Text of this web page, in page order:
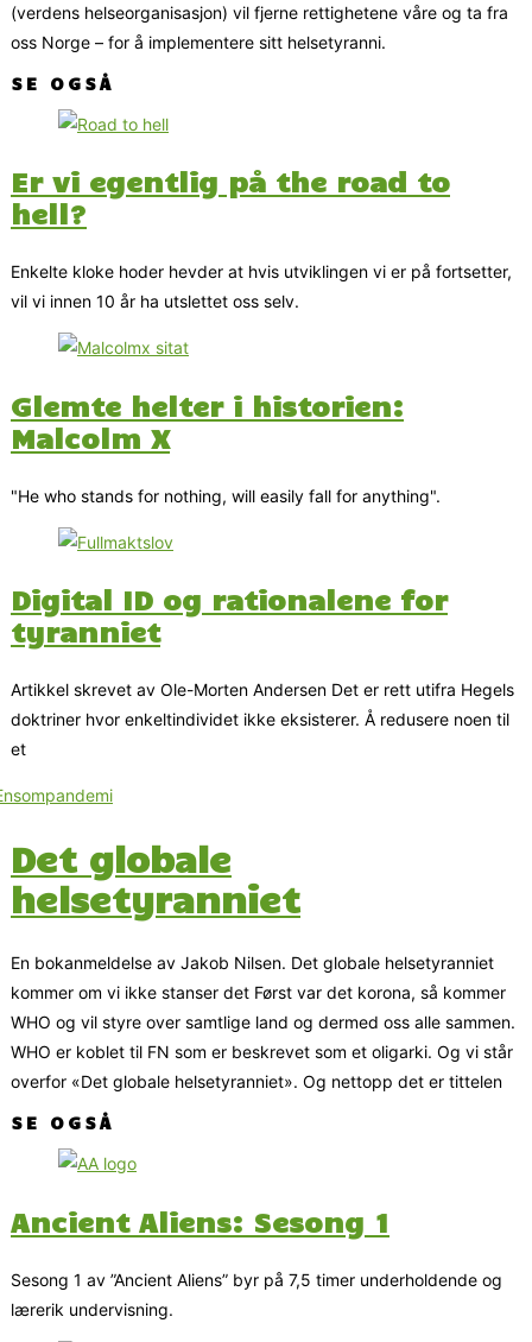
(verdens helseorganisasjon) vil fjerne rettighetene våre og ta fra
oss Norge – for å implementere sitt helsetyranni.
SE OGSÅ
Er vi egentlig på the road to
hell?
Enkelte kloke hoder hevder at hvis utviklingen vi er på fortsetter,
vil vi innen 10 år ha utslettet oss selv.
Glemte helter i historien:
Malcolm X
"He who stands for nothing, will easily fall for anything".
Digital ID og rationalene for
tyranniet
Artikkel skrevet av Ole-Morten Andersen Det er rett utifra Hegels
doktriner hvor enkeltindividet ikke eksisterer. Å redusere noen til
et
Det globale
helsetyranniet
En bokanmeldelse av Jakob Nilsen. Det globale helsetyranniet
kommer om vi ikke stanser det Først var det korona, så kommer
WHO og vil styre over samtlige land og dermed oss alle sammen.
WHO er koblet til FN som er beskrevet som et oligarki. Og vi står
overfor «Det globale helsetyranniet». Og nettopp det er tittelen
SE OGSÅ
Ancient Aliens: Sesong 1
Sesong 1 av ”Ancient Aliens” byr på 7,5 timer underholdende og
lærerik undervisning.